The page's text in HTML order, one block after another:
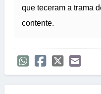
que teceram a trama
contente.